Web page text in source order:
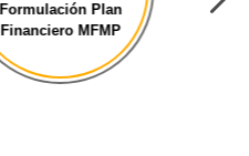
Formulación Plan
Financiero MFMP